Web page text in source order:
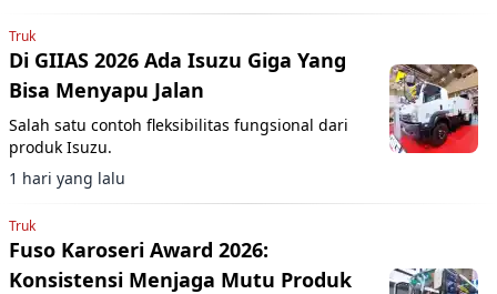
Truk
Di GIIAS 2026 Ada Isuzu Giga Yang
Bisa Menyapu Jalan
Salah satu contoh fleksibilitas fungsional dari
produk Isuzu.
1 hari yang lalu
Truk
Fuso Karoseri Award 2026:
Konsistensi Menjaga Mutu Produk